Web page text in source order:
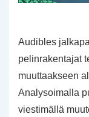
Audibles
pelinrakentajat
muuttaakseen
Analysoimalla
viestimällä